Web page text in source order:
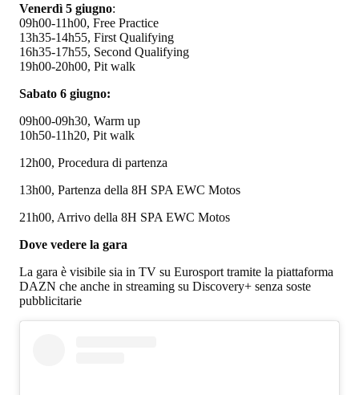
Venerdì 5 giugno:
09h00-11h00, Free Practice
13h35-14h55, First Qualifying
16h35-17h55, Second Qualifying
19h00-20h00, Pit walk
Sabato 6 giugno:
09h00-09h30, Warm up
10h50-11h20, Pit walk
12h00, Procedura di partenza
13h00, Partenza della 8H SPA EWC Motos
21h00, Arrivo della 8H SPA EWC Motos
Dove vedere la gara
La gara è visibile sia in TV su Eurosport tramite la piattaforma
DAZN che anche in streaming su Discovery+ senza soste
pubblicitarie